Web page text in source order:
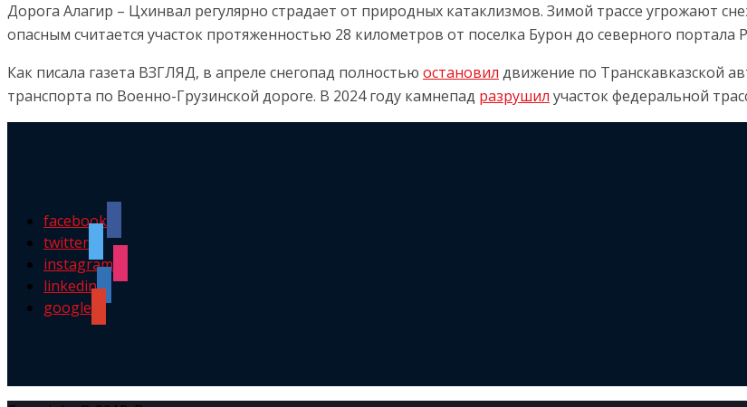
Дорога Алагир – Цхинвал регулярно страдает от природных катаклизмов. Зимой трассе угрожают
опасным считается участок протяженностью 28 километров от поселка Бурон до северного портала
Как писала газета ВЗГЛЯД, в апреле снегопад полностью остановил движение по Транскавказской
транспорта по Военно-Грузинской дороге. В 2024 году камнепад разрушил участок федеральной
facebook
twitter
instagram
linkedin
google